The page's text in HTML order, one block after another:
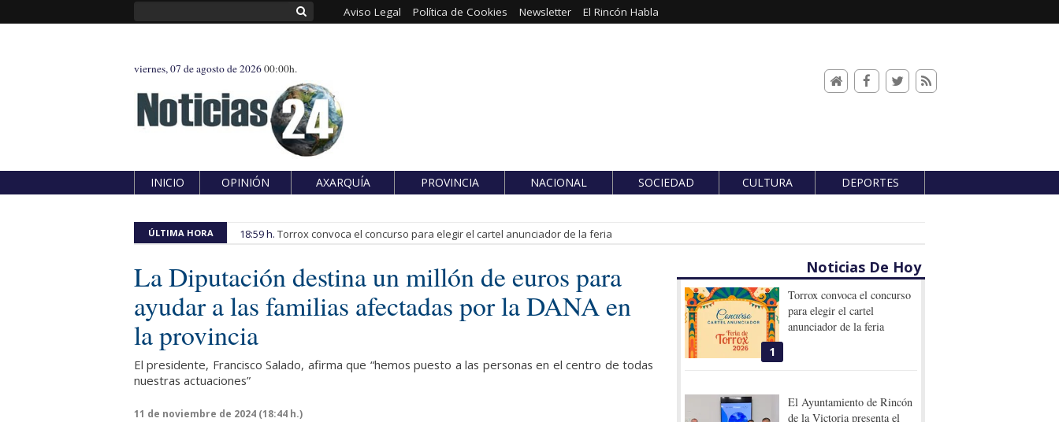
Aviso Legal Política de Cookies Newsletter El Rincón Habla
viernes, 07 de agosto de 202600:00h.
INICIO OPINIÓN AXARQUÍA PROVINCIA NACIONAL SOCIEDAD CULTURA DEPORTES
ÚLTIMA HORA 18:59 h. Torrox convoca el concurso para elegir el cartel anunciador de la feria
La Diputación destina un millón de euros para
ayudar a las familias afectadas por la DANA en
la provincia
El presidente, Francisco Salado, afirma que “hemos puesto a las personas en el centro de todas
nuestras actuaciones”
11 de noviembre de 2024 (18:44 h.)
Noticias De Hoy
1
Torrox convoca el concurso
para elegir el cartel
anunciador de la feria
El Ayuntamiento de Rincón
de la Victoria presenta el